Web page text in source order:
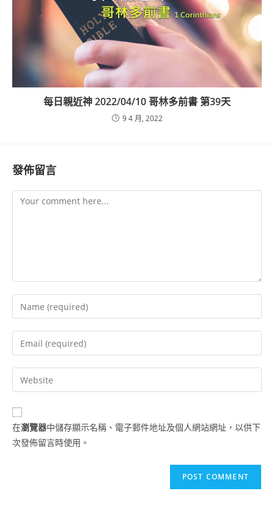
每日親近神 2022/04/10 哥林多前書 第39天
9 4 月, 2022
發佈留言
在瀏覽器中儲存顯示名稱、電子郵件地址及個人網站網址，以供下
次發佈留言時使用。